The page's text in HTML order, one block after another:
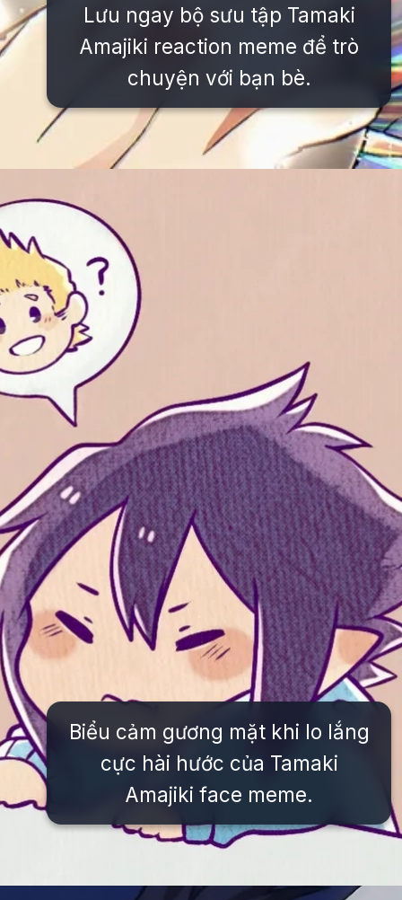
Lưu ngay bộ sưu tập Tamaki
Amajiki reaction meme để trò
chuyện với bạn bè.
Biểu cảm gương mặt khi lo lắng
cực hài hước của Tamaki
Amajiki face meme.